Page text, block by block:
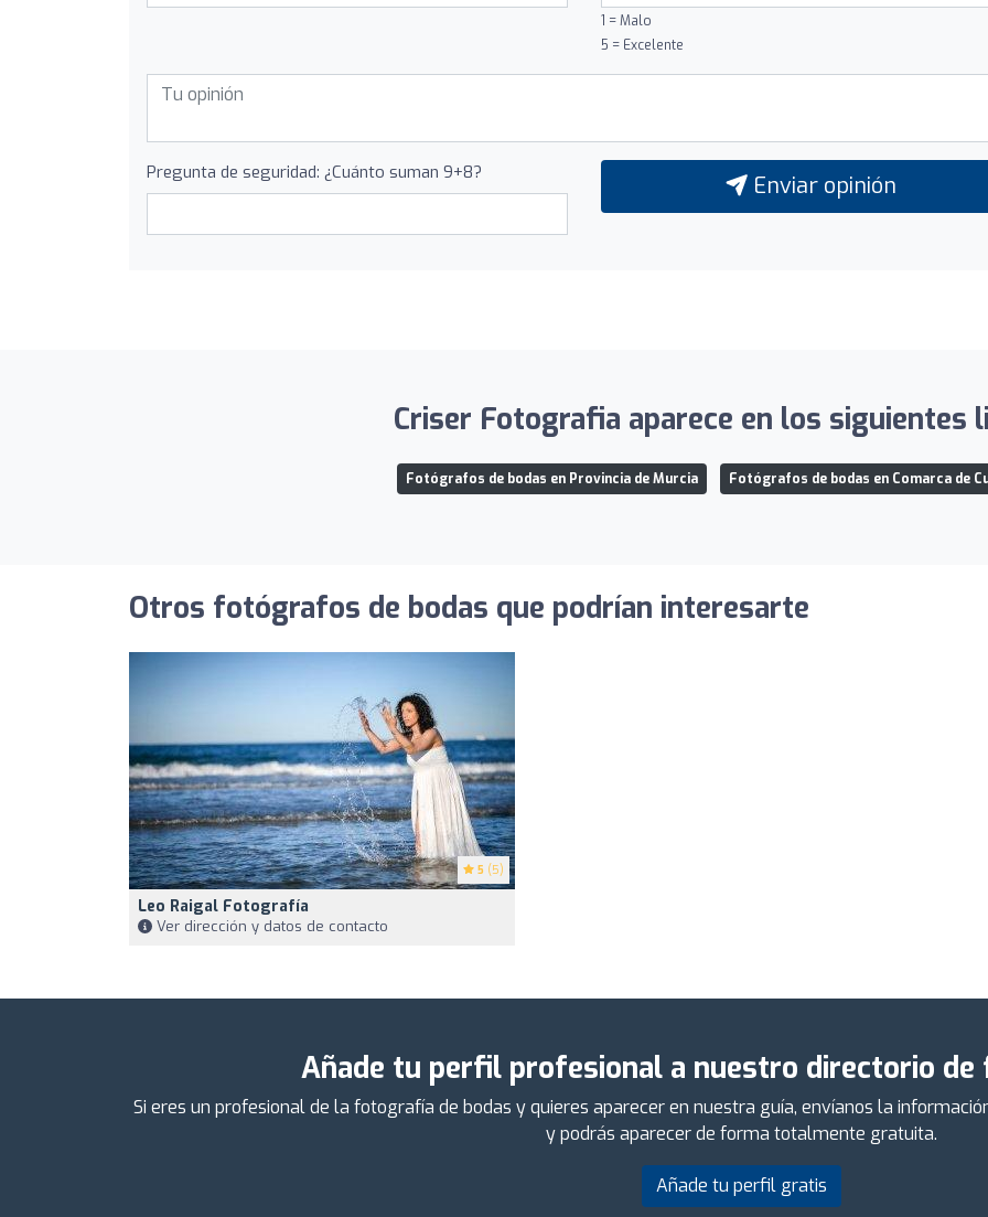
1 = Malo
5 = Excelente
Pregunta de seguridad: ¿Cuánto suman 9+8? Enviar opinión
Criser Fotografia aparece en los siguientes
Fotógrafos de bodas en Provincia de Murcia Fotógrafos de bodas en Comarca de
Otros fotógrafos de bodas que podrían interesarte
5 (5)
Leo Raigal Fotografía
Ver dirección y datos de contacto
Añade tu perfil profesional a nuestro directorio
Si eres un profesional de la fotografía de bodas y quieres aparecer en nuestra guía, envíanos la
y podrás aparecer de forma totalmente gratuita.
Añade tu perfil gratis